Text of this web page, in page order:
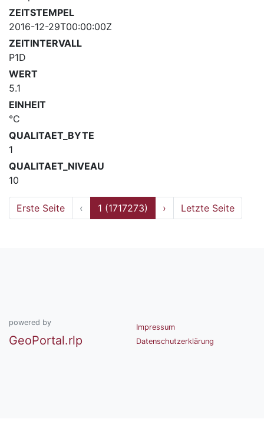
ZEITSTEMPEL
2016-12-29T00:00:00Z
ZEITINTERVALL
P1D
WERT
5.1
EINHEIT
°C
QUALITAET_BYTE
1
QUALITAET_NIVEAU
10
Erste Seite ‹ 1 (1717273) › Letzte Seite
powered by
GeoPortal.rlp
Impressum
Datenschutzerklärung